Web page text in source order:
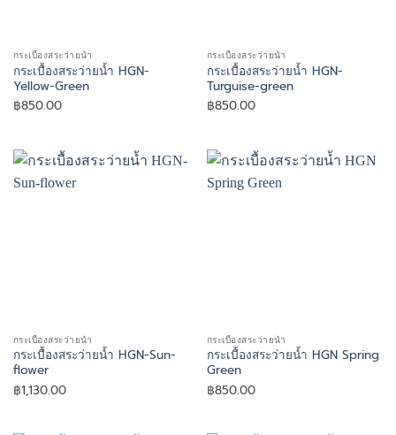
กระเบื้องสระว่ายน้ำ
กระเบื้องสระว่ายน้ำ HGN-
Yellow-Green
฿850.00
กระเบื้องสระว่ายน้ำ
กระเบื้องสระว่ายน้ำ HGN-
Turguise-green
฿850.00
กระเบื้องสระว่ายน้ำ
กระเบื้องสระว่ายน้ำ HGN-Sun-
flower
฿1,130.00
กระเบื้องสระว่ายน้ำ
กระเบื้องสระว่ายน้ำ HGN Spring
Green
฿850.00